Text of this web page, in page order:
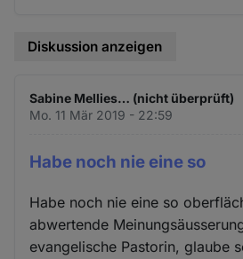
Diskussion anzeigen
Sabine Mellies… (nicht überprüft)
Mo. 11 Mär 2019 - 22:59
Habe noch nie eine so
Habe noch nie eine so
abwertende
evangelische Pastorin, glaube